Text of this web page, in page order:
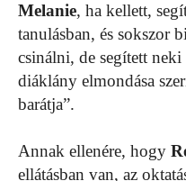
Melanie, ha kellett,
tanulásban, és sokszor
csinálni, de segített
diáklány elmondása
barátja”.
Annak ellenére, hogy
ellátásban van, az